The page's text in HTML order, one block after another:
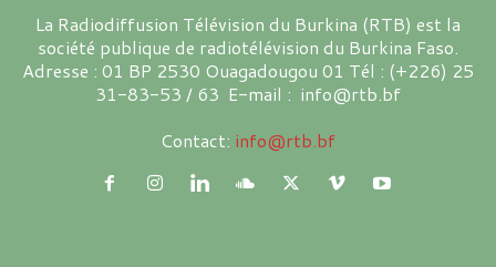
La Radiodiffusion Télévision du Burkina (RTB) est la
société publique de radiotélévision du Burkina Faso.
Adresse : 01 BP 2530 Ouagadougou 01 Tél : (+226) 25
31-83-53 / 63 E-mail : info@rtb.bf
Contact: info@rtb.bf